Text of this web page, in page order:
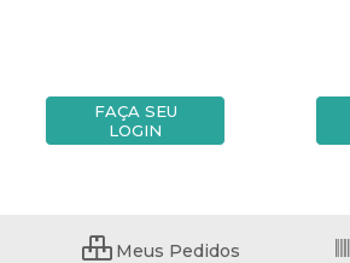
FAÇA SEU
LOGIN
Meus Pedidos